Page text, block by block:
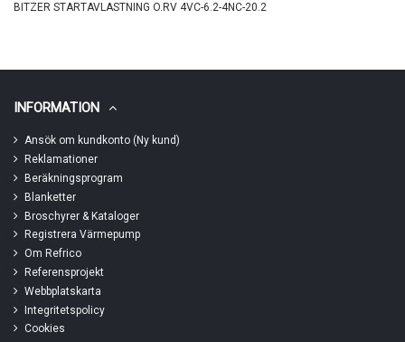
BITZER STARTAVLASTNING O.RV 4VC-6.2-4NC-20.2
INFORMATION
Ansök om kundkonto (Ny kund)
Reklamationer
Beräkningsprogram
Blanketter
Broschyrer & Kataloger
Registrera Värmepump
Om Refrico
Referensprojekt
Webbplatskarta
Integritetspolicy
Cookies